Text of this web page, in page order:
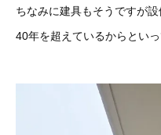
ちなみに建具もそうですが
40年を超えているからといっ